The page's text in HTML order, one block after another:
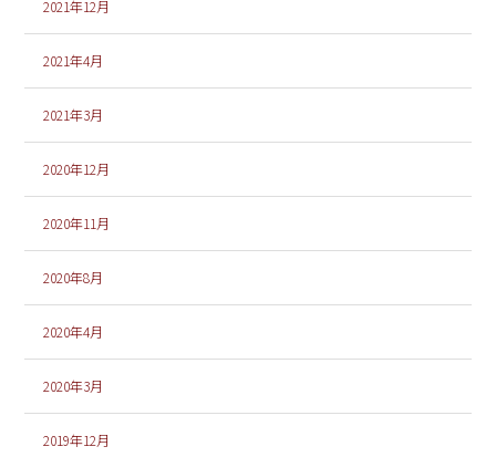
2021年12月
2021年4月
2021年3月
2020年12月
2020年11月
2020年8月
2020年4月
2020年3月
2019年12月